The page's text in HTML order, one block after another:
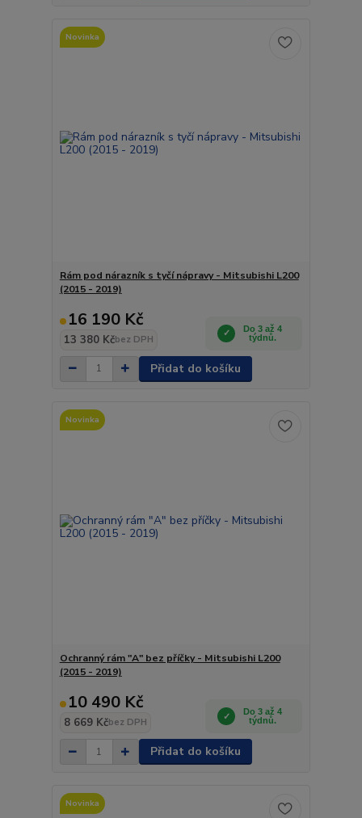
Novinka
Rám pod nárazník s tyčí nápravy - Mitsubishi L200
(2015 - 2019)
16 190 Kč
13 380 Kčbez DPH
Do 3 až 4
týdnů.
Přidat do košíku
Novinka
Ochranný rám "A" bez příčky - Mitsubishi L200
(2015 - 2019)
10 490 Kč
8 669 Kčbez DPH
Do 3 až 4
týdnů.
Přidat do košíku
Novinka